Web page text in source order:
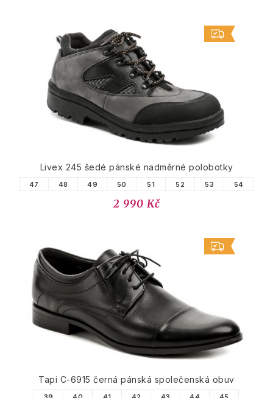
Livex 245 šedé pánské nadměrné polobotky
47 48 49 50 51 52 53 54
2 990 Kč
Tapi C-6915 černá pánská společenská obuv